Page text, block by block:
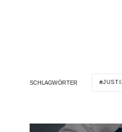
SCHLAGWÖRTER